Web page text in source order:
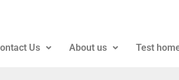
Us About us Test